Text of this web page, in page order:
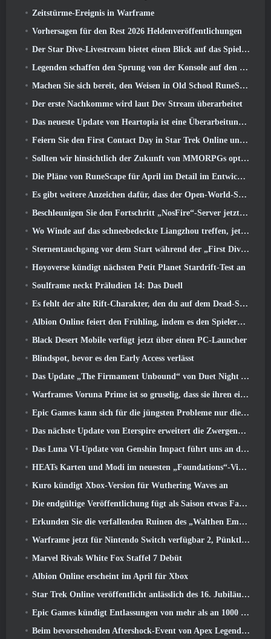
Zeitstürme-Ereignis in Warframe
Vorhersagen für den Rest 2026 Heldenveröffentlichungen
Der Star Dive-Livestream bietet einen Blick auf das Spiel in Aktion vor der Veröffentlichung
Legenden schaffen den Sprung von der Konsole auf den PC
Machen Sie sich bereit, den Weisen in Old School RuneScape’s Leagues VI aus dem Käfig zu retten: Dämonische Pakte
Der erste Nachkomme wird laut Dev Stream überarbeitet
Das neueste Update von Heartopia ist eine Überarbeitung im Alice-im-Wunderland-Stil
Feiern Sie den First Contact Day in Star Trek Online und sichern Sie sich eine neue Version des Nobel Intel Battlecruiser
Sollten wir hinsichtlich der Zukunft von MMORPGs optimistisch sein??
Die Pläne von RuneScape für April im Detail im Entwicklervideo
Es gibt weitere Anzeichen dafür, dass der Open-World-Shooter StarCraft eine echte Sache sein könnte
Beschleunigen Sie den Fortschritt „NosFire“-Server jetzt in NosTale verfügbar
Wo Winde auf das schneebedeckte Liangzhou treffen, jetzt mit der Veröffentlichung der Version verfügbar 1.5
Sternentauchgang vor dem Start während der „First Dive Show“
Hoyoverse kündigt nächsten Petit Planet Stardrift-Test an
Soulframe neckt Präludien 14: Das Duell
Es fehlt der alte Rift-Charakter, den du auf dem Dead-Server zurückgelassen hast? Gamigo hat eine Lösung dafür
Albion Online feiert den Frühling, indem es den Spielern ein süßes Hasen-Reittier anbietet
Black Desert Mobile verfügt jetzt über einen PC-Launcher
Blindspot, bevor es den Early Access verlässt
Das Update „The Firmament Unbound“ von Duet Night Abyss schließt die Geschichte von Huaxu ab
Warframes Voruna Prime ist so gruselig, dass sie ihren eigenen Red-Band-Trailer bekommen hat
Epic Games kann sich für die jüngsten Probleme nur die Schuld geben
Das nächste Update von Eterspire erweitert die Zwergenminen und bietet eine vollständige Überarbeitung des Bosskampfs
Das Luna VI-Update von Genshin Impact führt uns an den Ort, von dem Mondstadt immer wieder spricht, den wir aber noch nie gesehen haben
HEATs Karten und Modi im neuesten „Foundations“-Video
Kuro kündigt Xbox-Version für Wuthering Waves an
Die endgültige Veröffentlichung fügt als Saison etwas Fantasie hinzu 10 Startet
Erkunden Sie die verfallenden Ruinen des „Walthen Empire“ im nächsten großen Update von RAVEN2
Warframe jetzt für Nintendo Switch verfügbar 2, Pünktlich zum Start von Shadowgrapher
Marvel Rivals White Fox Staffel 7 Debüt
Albion Online erscheint im April für Xbox
Star Trek Online veröffentlicht anlässlich des 16. Jubiläums eine Minidokumentation über die Ursprünge der Föderation
Epic Games kündigt Entlassungen von mehr als an 1000 Mitarbeiter, Unter Berufung auf „Abschwung im Fortnite-Engagement“
Beim bevorstehenden Aftershock-Event von Apex Legends wird es elektrisierend